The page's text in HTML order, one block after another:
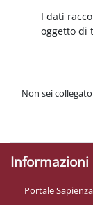
I dati
oggetto di
Non sei
Informazioni
Portale Sapienza